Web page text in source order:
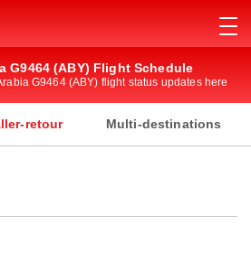
G9464 (ABY) Flight Schedule
G9464 (ABY) flight status updates here
retour Multi-destinations